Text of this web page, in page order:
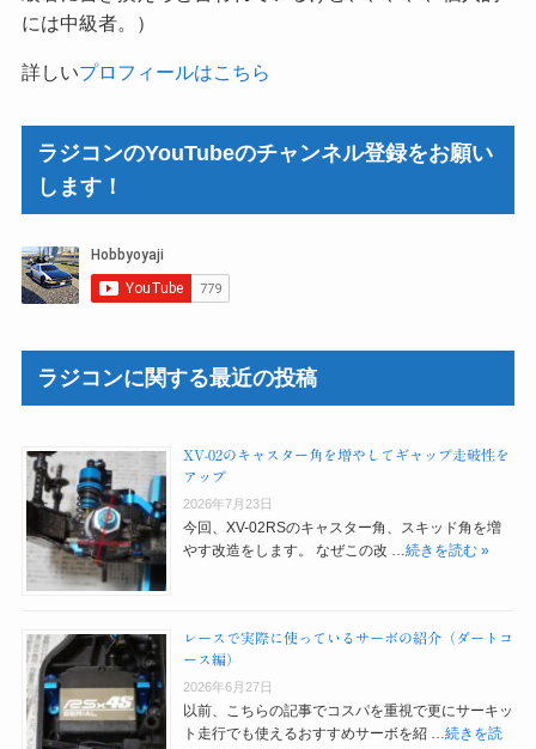
には中級者。）
詳しいプロフィールはこちら
ラジコンのYouTubeのチャンネル登録をお願い
します！
ラジコンに関する最近の投稿
XV-02のキャスター角を増やしてギャップ走破性を
アップ
2026年7月23日
今回、XV-02RSのキャスター角、スキッド角を増
やす改造をします。 なぜこの改 …続きを読む »
レースで実際に使っているサーボの紹介（ダートコ
ース編）
2026年6月27日
以前、こちらの記事でコスパを重視で更にサーキッ
ト走行でも使えるおすすめサーボを紹 …続きを読